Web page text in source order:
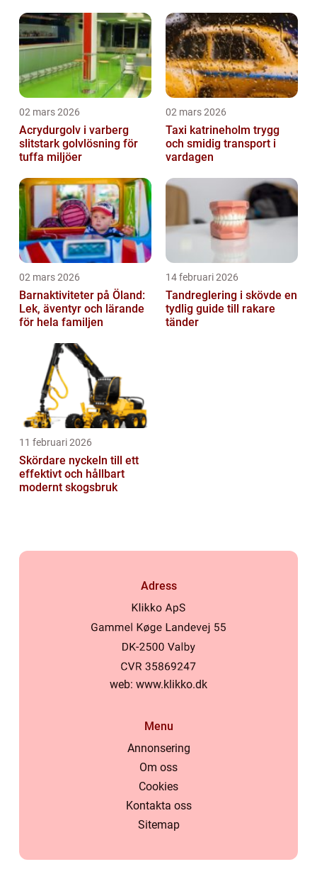
02 mars 2026
Acrydurgolv i varberg
slitstark golvlösning för
tuffa miljöer
02 mars 2026
Taxi katrineholm trygg
och smidig transport i
vardagen
02 mars 2026
Barnaktiviteter på Öland:
Lek, äventyr och lärande
för hela familjen
14 februari 2026
Tandreglering i skövde en
tydlig guide till rakare
tänder
11 februari 2026
Skördare nyckeln till ett
effektivt och hållbart
modernt skogsbruk
Adress
web: www.klikko.dk
Menu
Annonsering
Om oss
Cookies
Kontakta oss
Sitemap